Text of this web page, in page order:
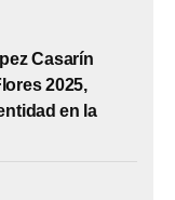
Casarín
2025,
en la